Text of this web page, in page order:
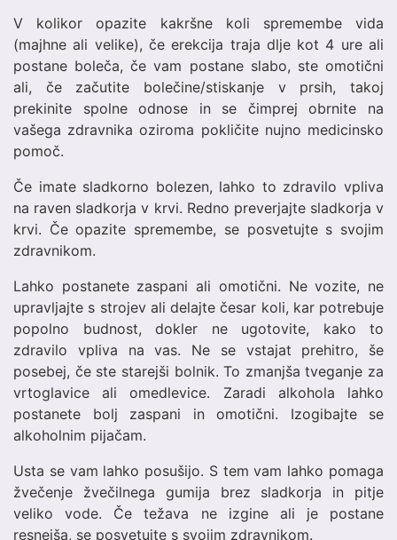
V kolikor opazite kakršne koli spremembe vida
(majhne ali velike), če erekcija traja dlje kot 4 ure ali
postane boleča, če vam postane slabo, ste omotični
ali, če začutite bolečine/stiskanje v prsih, takoj
prekinite spolne odnose in se čimprej obrnite na
vašega zdravnika oziroma pokličite nujno medicinsko
pomoč.
Če imate sladkorno bolezen, lahko to zdravilo vpliva
na raven sladkorja v krvi. Redno preverjajte sladkorja v
krvi. Če opazite spremembe, se posvetujte s svojim
zdravnikom.
Lahko postanete zaspani ali omotični. Ne vozite, ne
upravljajte s strojev ali delajte česar koli, kar potrebuje
popolno budnost, dokler ne ugotovite, kako to
zdravilo vpliva na vas. Ne se vstajat prehitro, še
posebej, če ste starejši bolnik. To zmanjša tveganje za
vrtoglavice ali omedlevice. Zaradi alkohola lahko
postanete bolj zaspani in omotični. Izogibajte se
alkoholnim pijačam.
Usta se vam lahko posušijo. S tem vam lahko pomaga
žvečenje žvečilnega gumija brez sladkorja in pitje
veliko vode. Če težava ne izgine ali je postane
resnejša, se posvetujte s svojim zdravnikom.